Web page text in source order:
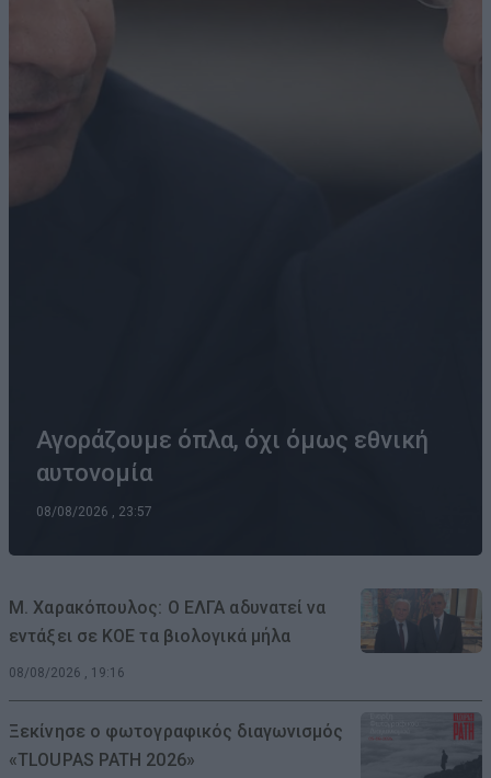
Αγοράζουμε όπλα, όχι όμως εθνική
αυτονομία
08/08/2026 , 23:57
Μ. Χαρακόπουλος: Ο ΕΛΓΑ αδυνατεί να
εντάξει σε ΚΟΕ τα βιολογικά μήλα
08/08/2026 , 19:16
Ξεκίνησε ο φωτογραφικός διαγωνισμός
«TLOUPAS PATH 2026»